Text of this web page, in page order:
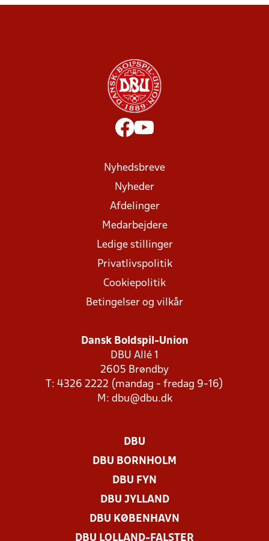
Nyhedsbreve
Nyheder
Afdelinger
Medarbejdere
Ledige stillinger
Privatlivspolitik
Cookiepolitik
Betingelser og vilkår
Dansk Boldspil-Union
DBU Allé 1
2605 Brøndby
T: 4326 2222 (mandag - fredag 9-16)
M: dbu@dbu.dk
DBU
DBU BORNHOLM
DBU FYN
DBU JYLLAND
DBU KØBENHAVN
DBU LOLLAND-FALSTER